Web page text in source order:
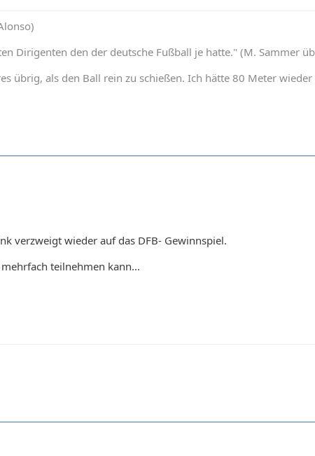
Dirigenten den der deutsche Fußball je hatte." (M. Sammer
übrig, als den Ball rein zu schießen. Ich hätte 80 Meter
verzweigt wieder auf das DFB- Gewinnspiel.
teilnehmen kann...